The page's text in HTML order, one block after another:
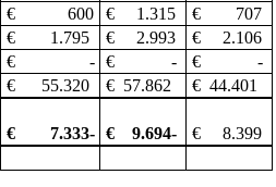
€ 600 € 1.315
€ 707
€ 1.795 € 2.993
€ 2.106
€ - € -
€ -
€ 55.320 € 57.862 € 44.401
€ 7.333- € 9.694- € 8.399